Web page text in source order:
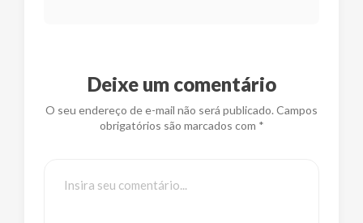
Deixe um comentário
O seu endereço de e-mail não será publicado. Campos
obrigatórios são marcados com *